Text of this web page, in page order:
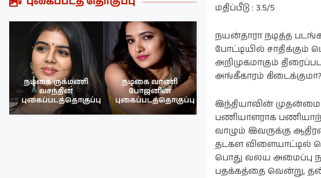
நடிகை ருக்மணி
வசந்தின்
புகைப்படத்தொகுப்பு
நடிகை வாணி
போஜனின்
புகைப்படத்தொகுப்பு
நடிகை ருக்மணி
புகைப்படத்தொகுப்பு
மதிப்பீடு : 3.5/5
நயன்தாரா நடித்த
போட்டியில்
அறிமுகமாகும்
அங்கீகாரம்
இந்தியாவின்
பணியாளராக
வாழும் இவருக்கு
தடகள விளையாட்டில்
பொது வலய அமைப்பு
பதக்கத்தை வென்று,